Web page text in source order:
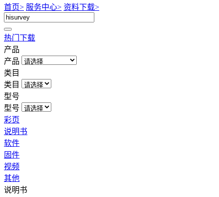
首页> 服务中心> 资料下载>
热门下载
产品
产品
类目
类目
型号
型号
彩页
说明书
软件
固件
视频
其他
说明书